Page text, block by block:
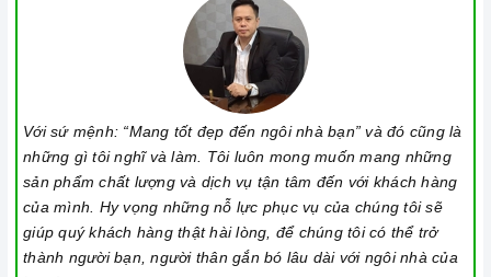
Với sứ mệnh: “Mang tốt đẹp đến ngôi nhà bạn” và đó cũng là
những gì tôi nghĩ và làm. Tôi luôn mong muốn mang những
sản phẩm chất lượng và dịch vụ tận tâm đến với khách hàng
của mình. Hy vọng những nỗ lực phục vụ của chúng tôi sẽ
giúp quý khách hàng thật hài lòng, để chúng tôi có thể trở
thành người bạn, người thân gắn bó lâu dài với ngôi nhà của